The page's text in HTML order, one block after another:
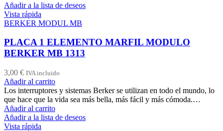
Añadir a la lista de deseos
Vista rápida
BERKER MODUL MB
PLACA 1 ELEMENTO MARFIL MODULO
BERKER MB 1313
3,00 € IVA incluido
Añadir al carrito
Los interruptores y sistemas Berker se utilizan en todo el mundo, lo
que hace que la vida sea más bella, más fácil y más cómoda.…
Añadir al carrito
Añadir a la lista de deseos
Vista rápida